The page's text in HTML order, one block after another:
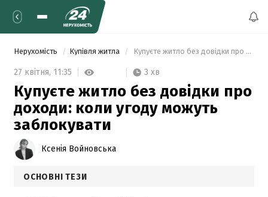
Нерухомість Купівля житла Купуєте житло без довідки про доходи: коли угоду можуть заблокувати
27 квітня, 11:35 3 хв
Купуєте житло без довідки про
доходи: коли угоду можуть
заблокувати
Ксенія Войновська
ОСНОВНІ ТЕЗИ